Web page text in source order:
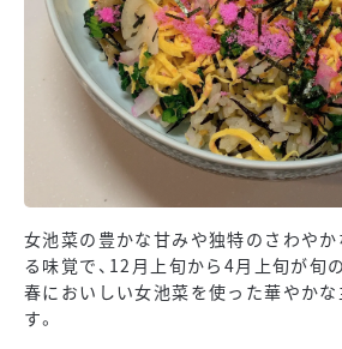
女池菜の豊かな甘みや独特のさわや
る味覚で、12月上旬から4月上旬が旬
春においしい女池菜を使った華やか
す。